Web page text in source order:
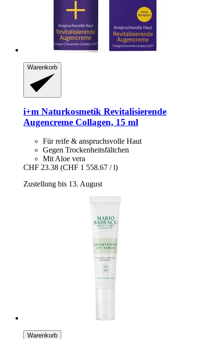
Warenkorb
i+m Naturkosmetik Revitalisierende
Augencreme Collagen, 15 ml
Für reife & anspruchsvolle Haut
Gegen Trockenheitsfältchen
Mit Aloe vera
CHF 23.38 (CHF 1 558.67 / l)
Zustellung bis 13. August
Warenkorb